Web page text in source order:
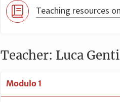
Teaching resources
Teacher: Luca
Modulo 1